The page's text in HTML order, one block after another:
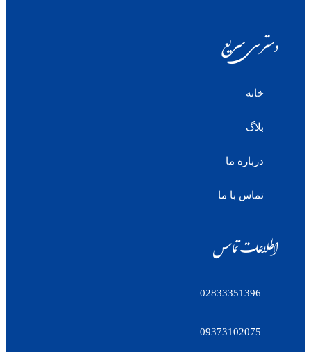
دسترسی سریع
خانه
بلاگ
درباره ما
تماس با ما
اطلاعات تماس
02833351396
09373102075